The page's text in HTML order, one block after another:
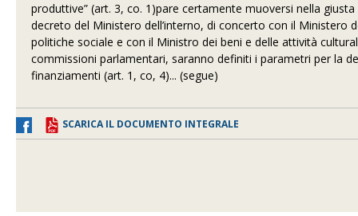
produttive” (art. 3, co. 1)pare certamente muoversi nella
decreto del Ministero dell’interno, di concerto con il
politiche sociale e con il Ministro dei beni e delle attività
commissioni parlamentari, saranno definiti i parametri per la
finanziamenti (art. 1, co, 4)... (segue)
SCARICA IL DOCUMENTO INTEGRALE